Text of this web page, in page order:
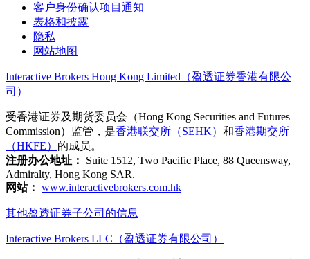
客户身份确认项目通知
表格和披露
隐私
网站地图
Interactive Brokers Hong Kong Limited（盈透证券香港有限公
司）
受香港证券及期货委员会（Hong Kong Securities and Futures
Commission）监管，是香港联交所（SEHK） 和香港期交所
（HKFE） 的成员。
注册办公地址：
Suite 1512, Two Pacific Place, 88 Queensway,
Admiralty, Hong Kong SAR.
网站： www.interactivebrokers.com.hk
其他盈透证券子公司的信息
Interactive Brokers LLC（盈透证券有限公司）